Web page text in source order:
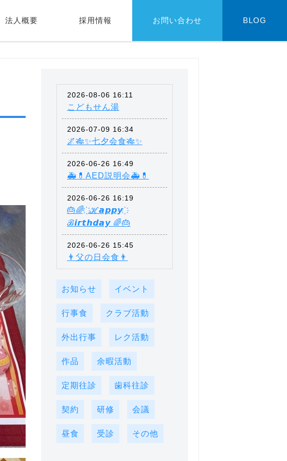
法人概要 採用情報 お問い合わせ BLOG
2026-08-06 16:11
こどもせん湯
2026-07-09 16:34
🌌🎋✨七夕会食🎋✨
2026-06-26 16:49
🚑💊AED説明会🚑💊
2026-06-26 16:19
🎂🌈 ҉ ℋ𝙖𝙥𝙥𝙮 ҉
ℬ𝙞𝙧𝙩𝙝𝙙𝙖𝙮 🌈🎂
2026-06-26 15:45
👨父の日会食👨
お知らせ イベント
行事食 クラブ活動
外出行事 レク活動
作品 余暇活動
定期往診 歯科往診
契約 研修 会議
昼食 受診 その他